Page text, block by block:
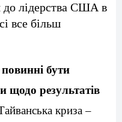
до лідерства США в
все більш
бути
щодо результатів
криза –